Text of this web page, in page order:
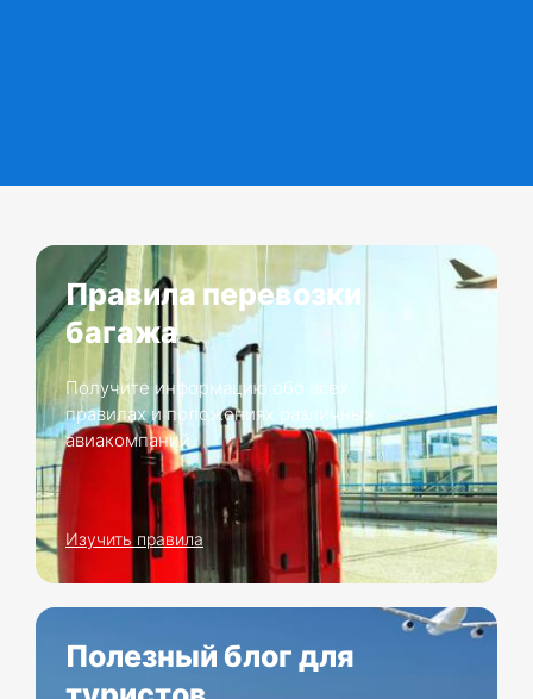
Правила перевозки
багажа
Получите информацию обо всех
правилах и положениях различных
авиакомпаний.
Изучить правила
Полезный блог для